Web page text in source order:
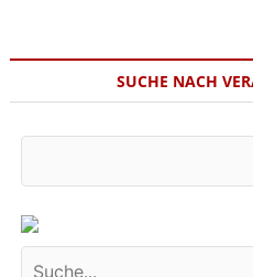
SUCHE NACH